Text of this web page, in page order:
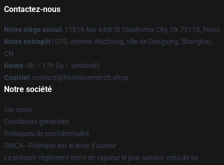
Contactez-nous
Notre siège social : 11816 Nw 44th St Oklahoma City, Ok 73118, Nous
Notre entrepôt1079, chemin Wuzhong, ville de Dongxing, Shanghai,
CN
Heure: 9h – 17h (lu – vendredi)
Courriel : contact@freshlovemerch.shop
Notre société
Sur nous
Conditions générales
Politiques de confidentialité
DMCA - Politique sur le droit d'auteur
Le présent règlement entre en vigueur le jour suivant celui de sa